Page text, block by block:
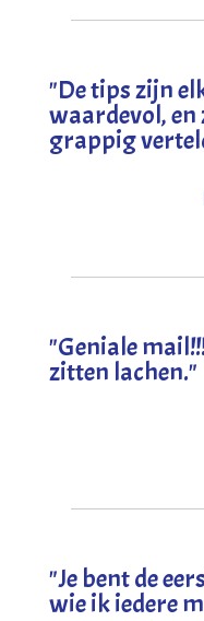
"De tips zijn
waardevol, en
grappig
"Geniale
zitten lachen."
"Je bent de
wie ik iedere